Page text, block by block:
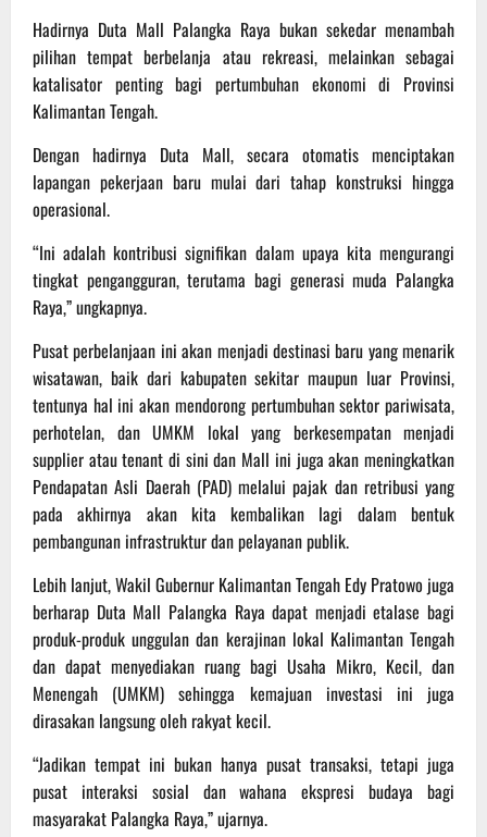
Hadirnya Duta Mall Palangka Raya bukan sekedar menambah
pilihan tempat berbelanja atau rekreasi, melainkan sebagai
katalisator penting bagi pertumbuhan ekonomi di Provinsi
Kalimantan Tengah.
Dengan hadirnya Duta Mall, secara otomatis menciptakan
lapangan pekerjaan baru mulai dari tahap konstruksi hingga
operasional.
“Ini adalah kontribusi signifikan dalam upaya kita mengurangi
tingkat pengangguran, terutama bagi generasi muda Palangka
Raya,” ungkapnya.
​Pusat perbelanjaan ini akan menjadi destinasi baru yang menarik
wisatawan, baik dari kabupaten sekitar maupun luar Provinsi,
tentunya hal ini akan mendorong pertumbuhan sektor pariwisata,
perhotelan, dan UMKM lokal yang berkesempatan menjadi
supplier atau tenant di sini dan Mall ini juga akan meningkatkan
Pendapatan Asli Daerah (PAD) melalui pajak dan retribusi yang
pada akhirnya akan kita kembalikan lagi dalam bentuk
pembangunan infrastruktur dan pelayanan publik.
Lebih lanjut, Wakil Gubernur Kalimantan Tengah Edy Pratowo juga
berharap Duta Mall Palangka Raya dapat menjadi etalase bagi
produk-produk unggulan dan kerajinan lokal Kalimantan Tengah
dan dapat menyediakan ruang bagi Usaha Mikro, Kecil, dan
Menengah (UMKM) sehingga kemajuan investasi ini juga
dirasakan langsung oleh rakyat kecil.
“Jadikan tempat ini bukan hanya pusat transaksi, tetapi juga
pusat interaksi sosial dan wahana ekspresi budaya bagi
masyarakat Palangka Raya,” ujarnya.